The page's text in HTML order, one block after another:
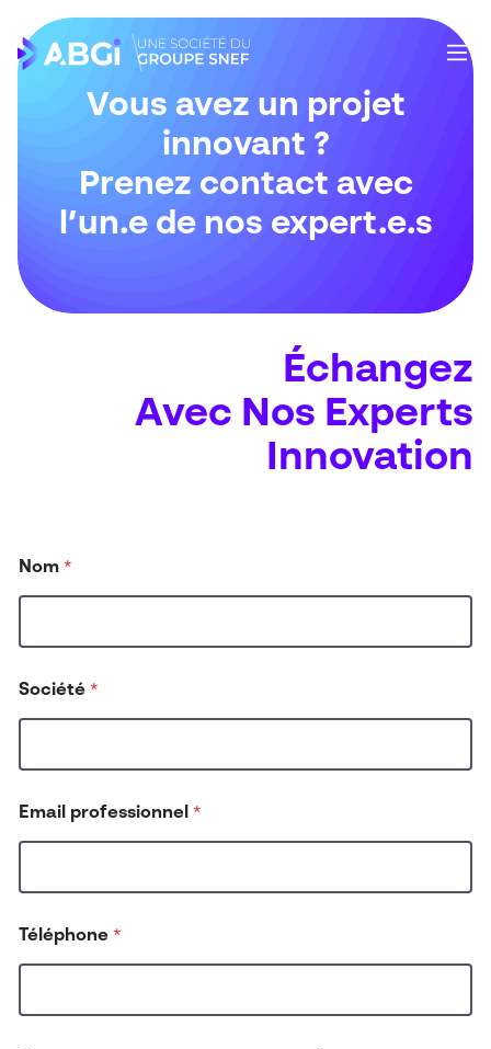
Vous avez un projet
innovant ?
Prenez contact avec
l’un.e de nos expert.e.s
Échangez
Avec Nos Experts
Innovation
Nom *
Société *
Email professionnel *
Téléphone *